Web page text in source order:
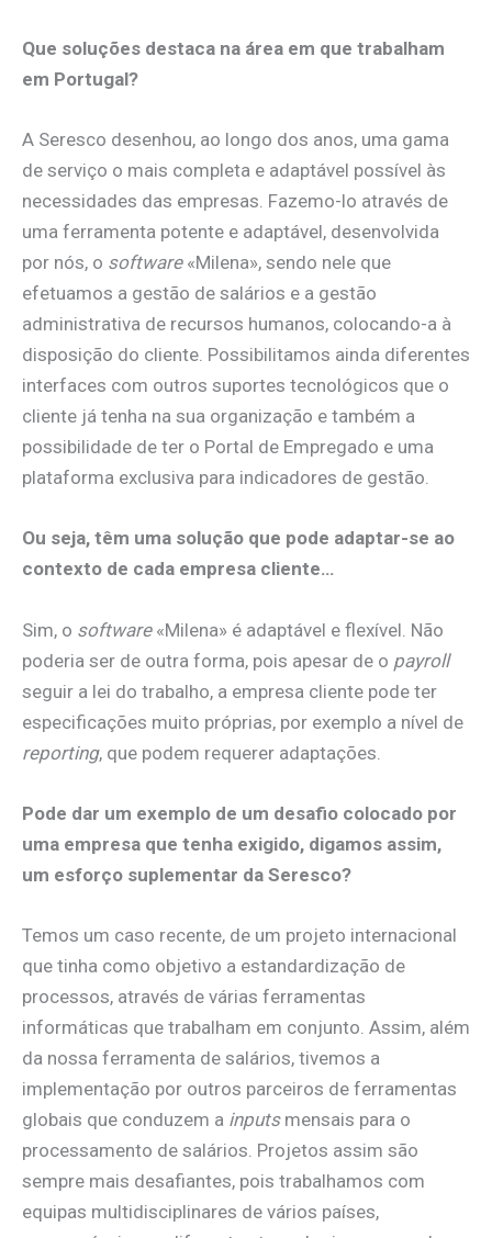
Que soluções destaca na área em que trabalham
em Portugal?
A Seresco desenhou, ao longo dos anos, uma gama
de serviço o mais completa e adaptável possível às
necessidades das empresas. Fazemo-lo através de
uma ferramenta potente e adaptável, desenvolvida
por nós, o software«Milena», sendo nele que
efetuamos a gestão de salários e a gestão
administrativa de recursos humanos, colocando-a à
disposição do cliente. Possibilitamos ainda diferentes
interfaces com outros suportes tecnológicos que o
cliente já tenha na sua organização e também a
possibilidade de ter o Portal de Empregado e uma
plataforma exclusiva para indicadores de gestão.
Ou seja, têm uma solução que pode adaptar-se ao
contexto de cada empresa cliente…
Sim, o software«Milena» é adaptável e flexível. Não
poderia ser de outra forma, pois apesar de o payroll
seguir a lei do trabalho, a empresa cliente pode ter
especificações muito próprias, por exemplo a nível de
reporting, que podem requerer adaptações.
Pode dar um exemplo de um desafio colocado por
uma empresa que tenha exigido, digamos assim,
um esforço suplementar da Seresco?
Temos um caso recente, de um projeto internacional
que tinha como objetivo a estandardização de
processos, através de várias ferramentas
informáticas que trabalham em conjunto. Assim, além
da nossa ferramenta de salários, tivemos a
implementação por outros parceiros de ferramentas
globais que conduzem a inputsmensais para o
processamento de salários. Projetos assim são
sempre mais desafiantes, pois trabalhamos com
equipas multidisciplinares de vários países,